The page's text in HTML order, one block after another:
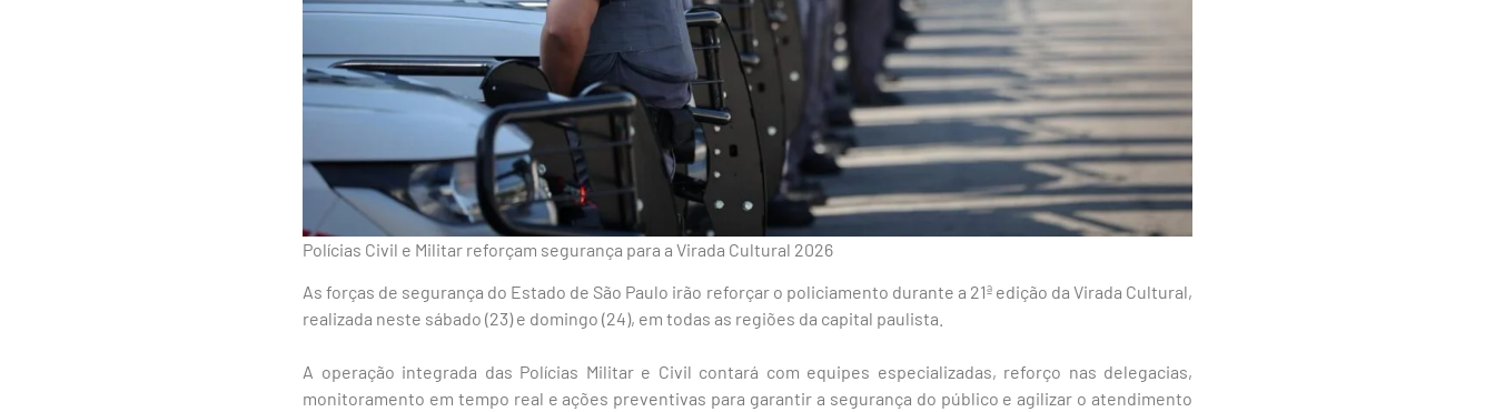
Polícias Civil e Militar reforçam segurança para a Virada Cultural 2026
As forças de segurança do Estado de São Paulo irão reforçar o policiamento durante a 21ª edição da Virada Cultural,
realizada neste sábado (23) e domingo (24), em todas as regiões da capital paulista.
A operação integrada das Polícias Militar e Civil contará com equipes especializadas, reforço nas delegacias,
monitoramento em tempo real e ações preventivas para garantir a segurança do público e agilizar o atendimento